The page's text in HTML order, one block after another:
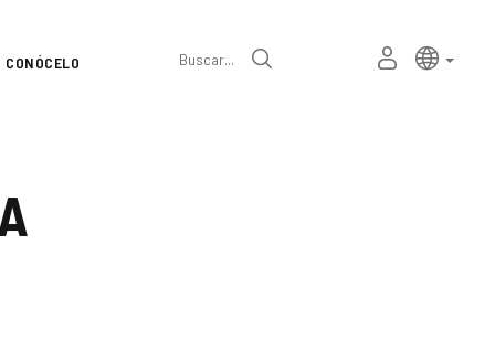
CONÓCELO Buscar
ESPACIO
Selector
de
Idioma